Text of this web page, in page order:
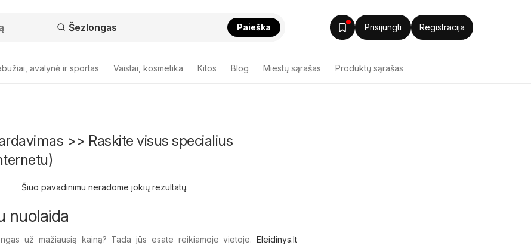
Paieška Prisijungti Registracija
avalynė ir sportas Vaistai, kosmetika Kitos Blog Miestų sąrašas Produktų sąrašas
>> Raskite visus specialius
Šiuo pavadinimu neradome jokių rezultatų.
nuolaida
už mažiausią kainą? Tada jūs esate reikiamoje vietoje. Eleidinys.lt